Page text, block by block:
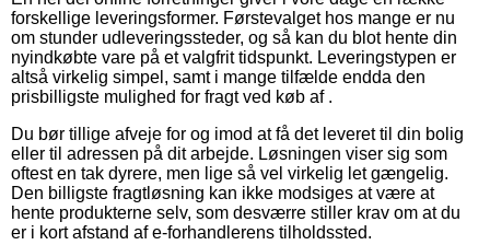
forskellige leveringsformer. Førstevalget hos mange er nu
om stunder udleveringssteder, og så kan du blot hente din
nyindkøbte vare på et valgfrit tidspunkt. Leveringstypen er
altså virkelig simpel, samt i mange tilfælde endda den
prisbilligste mulighed for fragt ved køb af .
Du bør tillige afveje for og imod at få det leveret til din bolig
eller til adressen på dit arbejde. Løsningen viser sig som
oftest en tak dyrere, men lige så vel virkelig let gængelig.
Den billigste fragtløsning kan ikke modsiges at være at
hente produkterne selv, som desværre stiller krav om at du
er i kort afstand af e-forhandlerens tilholdssted.